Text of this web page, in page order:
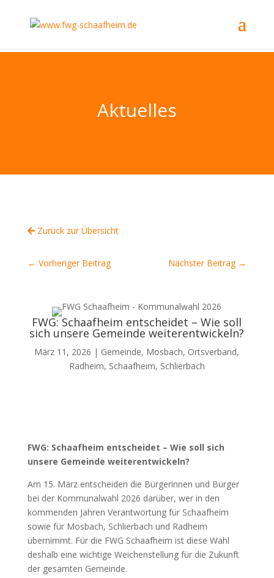
Aktuelles
Zurück zur Übersicht
← Vorheriger Beitrag Nächster Beitrag→
FWG: Schaafheim entscheidet – Wie soll
sich unsere Gemeinde weiterentwickeln?
März 11, 2026 | Gemeinde, Mosbach, Ortsverband,
Radheim, Schaafheim, Schlierbach
FWG: Schaafheim entscheidet – Wie soll sich
unsere Gemeinde weiterentwickeln?
Am 15. März entscheiden die Bürgerinnen und Bürger
bei der Kommunalwahl 2026 darüber, wer in den
kommenden Jahren Verantwortung für Schaafheim
sowie für Mosbach, Schlierbach und Radheim
übernimmt. Für die FWG Schaafheim ist diese Wahl
deshalb eine wichtige Weichenstellung für die Zukunft
der gesamten Gemeinde.